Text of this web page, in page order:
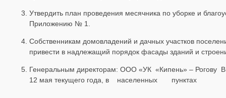
Утвердить план проведения месячника по уборке и
Приложению № 1.
Собственникам домовладений и дачных участков
привести в надлежащий порядок фасады зданий и
Генеральным директорам: ООО «УК «Кипень» –
12 мая текущего года, в населенных пунктах